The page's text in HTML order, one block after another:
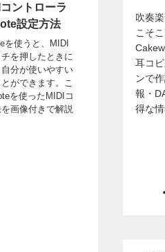
ントローラ
設定方法
を使うと、MIDI
を押したときに
分が使いやすい
ができます。こ
を使ったMIDIコ
画像付きで解説
吹奏
こそ
耳コ
ンで
報・
得な